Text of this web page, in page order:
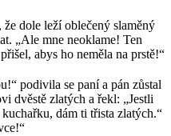
dole leží oblečený slaměný
„Ale mne neoklame! Ten
abys ho neměla na prstě!“
podivila se paní a pán zůstal
dvěstě zlatých a řekl: „Jestli
dám ti třista zlatých.“